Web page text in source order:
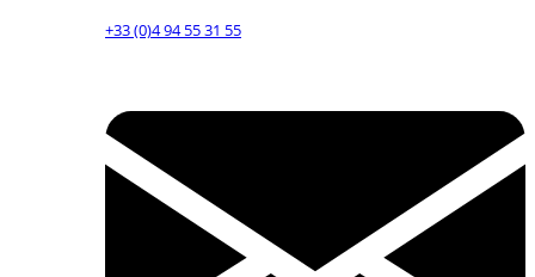
+33 (0)4 94 55 31 55